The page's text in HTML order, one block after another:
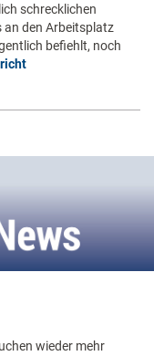
schrecklichen
an den Arbeitsplatz
befiehlt, noch
wieder mehr